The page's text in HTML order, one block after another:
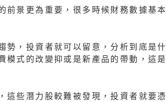
前景更為重要，很多時候財務數據基本
勢，投資者就可以留意，分析到底是什
模式的改變抑或是新產品的帶動，這是
這些潛力股較難被發現，投資者就要憑